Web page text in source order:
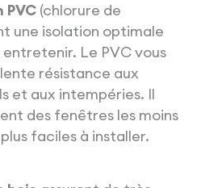
(chlorure de
une isolation optimale
Le PVC vous
résistance aux
et aux intempéries. Il
des fenêtres les moins
faciles à installer.